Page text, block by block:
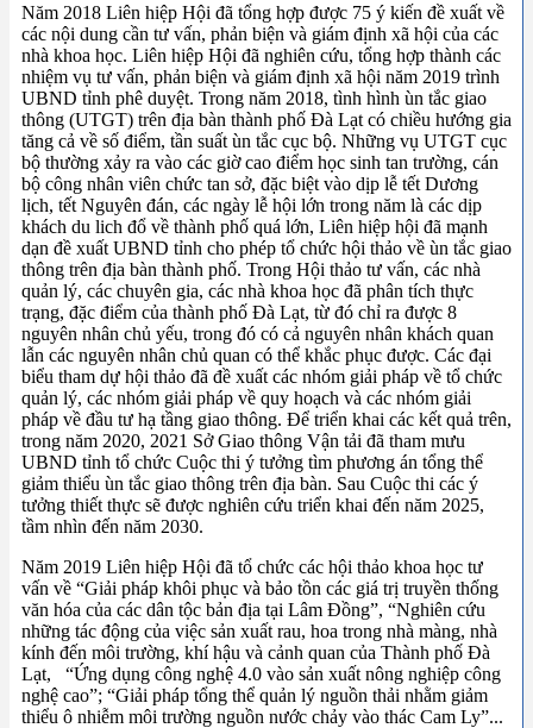
Năm 2018 Liên hiệp Hội đã tổng hợp được 75 ý kiến đề xuất về
các nội dung cần tư vấn, phản biện và giám định xã hội của các
nhà khoa học. Liên hiệp Hội đã nghiên cứu, tổng hợp thành các
nhiệm vụ tư vấn, phản biện và giám định xã hội năm 2019 trình
UBND tỉnh phê duyệt. Trong năm 2018, tình hình ùn tắc giao
thông (UTGT) trên địa bàn thành phố Đà Lạt có chiều hướng gia
tăng cả về số điểm, tần suất ùn tắc cục bộ. Những vụ UTGT cục
bộ thường xảy ra vào các giờ cao điểm học sinh tan trường, cán
bộ công nhân viên chức tan sở, đặc biệt vào dịp lễ tết Dương
lịch, tết Nguyên đán, các ngày lễ hội lớn trong năm là các dịp
khách du lich đổ về thành phố quá lớn, Liên hiệp hội đã mạnh
dạn đề xuất UBND tỉnh cho phép tổ chức hội thảo về ùn tắc giao
thông trên địa bàn thành phố. Trong Hội thảo tư vấn, các nhà
quản lý, các chuyên gia, các nhà khoa học đã phân tích thực
trạng, đặc điểm của thành phố Đà Lạt, từ đó chỉ ra được 8
nguyên nhân chủ yếu, trong đó có cả nguyên nhân khách quan
lẫn các nguyên nhân chủ quan có thể khắc phục được. Các đại
biểu tham dự hội thảo đã đề xuất các nhóm giải pháp về tổ chức
quản lý, các nhóm giải pháp về quy hoạch và các nhóm giải
pháp về đầu tư hạ tầng giao thông. Để triển khai các kết quả trên,
trong năm 2020, 2021 Sở Giao thông Vận tải đã tham mưu
UBND tỉnh tổ chức Cuộc thi ý tưởng tìm phương án tổng thể
giảm thiểu ùn tắc giao thông trên địa bàn. Sau Cuộc thi các ý
tưởng thiết thực sẽ được nghiên cứu triển khai đến năm 2025,
tầm nhìn đến năm 2030.
Năm 2019 Liên hiệp Hội đã tổ chức các hội thảo khoa học tư
vấn về “Giải pháp khôi phục và bảo tồn các giá trị truyền thống
văn hóa của các dân tộc bản địa tại Lâm Đồng”, “Nghiên cứu
những tác động của việc sản xuất rau, hoa trong nhà màng, nhà
kính đến môi trường, khí hậu và cảnh quan của Thành phố Đà
Lạt, “Ứng dụng công nghệ 4.0 vào sản xuất nông nghiệp công
nghệ cao”; “Giải pháp tổng thể quản lý nguồn thải nhằm giảm
thiểu ô nhiễm môi trường nguồn nước chảy vào thác Cam Ly”...